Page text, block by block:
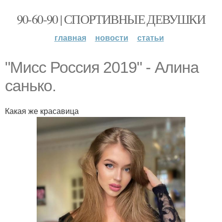
90-60-90 | СПОРТИВНЫЕ ДЕВУШКИ
главная новости статьи
"Миcc Россия 2019" - Алина
санько.
Какая же красавица